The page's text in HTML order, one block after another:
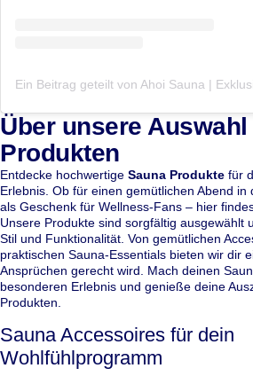
Über unsere
Produkten
Entdecke hochwertige Sauna Produkte für
Erlebnis. Ob für einen gemütlichen Abend
als Geschenk für Wellness-Fans – hier
Unsere Produkte sind sorgfältig ausgewählt
Stil und Funktionalität. Von gemütlichen
praktischen Sauna-Essentials bieten wir dir
Ansprüchen gerecht wird. Mach deinen
besonderen Erlebnis und genieße deine
Produkten.
Sauna Accessoires für dein
Wohlfühlprogramm